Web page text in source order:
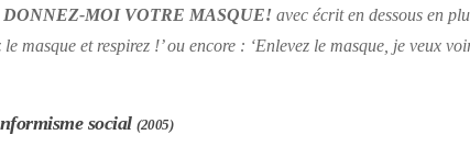
DONNEZ-MOI VOTRE MASQUE! avec écrit en dessous en
masque et respirez !’ou encore : ‘Enlevez le masque, je veux
social (2005)